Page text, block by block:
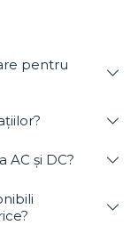
pentru
și DC?